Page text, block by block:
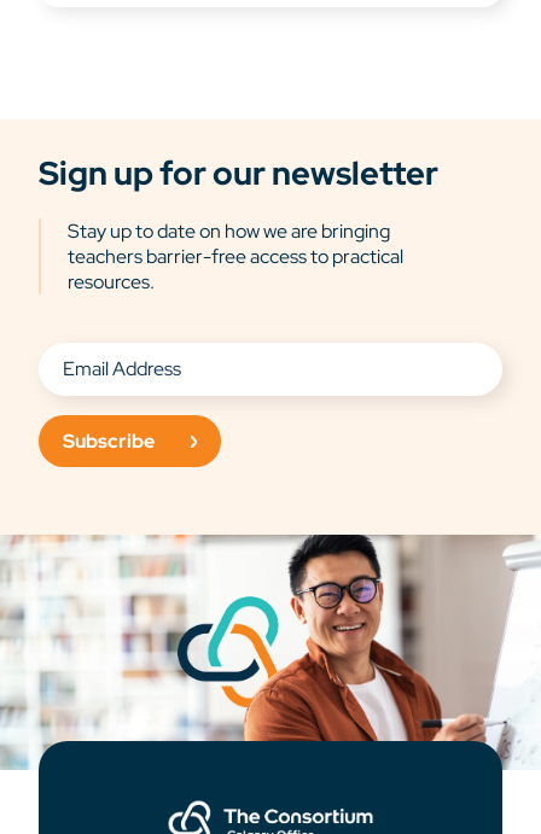
Sign up for our newsletter
Stay up to date on how we are bringing
teachers barrier-free access to practical
resources.
Subscribe